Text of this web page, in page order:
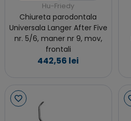
Hu-Friedy
Chiureta parodontala
Universala Langer After Five
nr. 5/6, maner nr 9, mov,
frontali
442,56 lei